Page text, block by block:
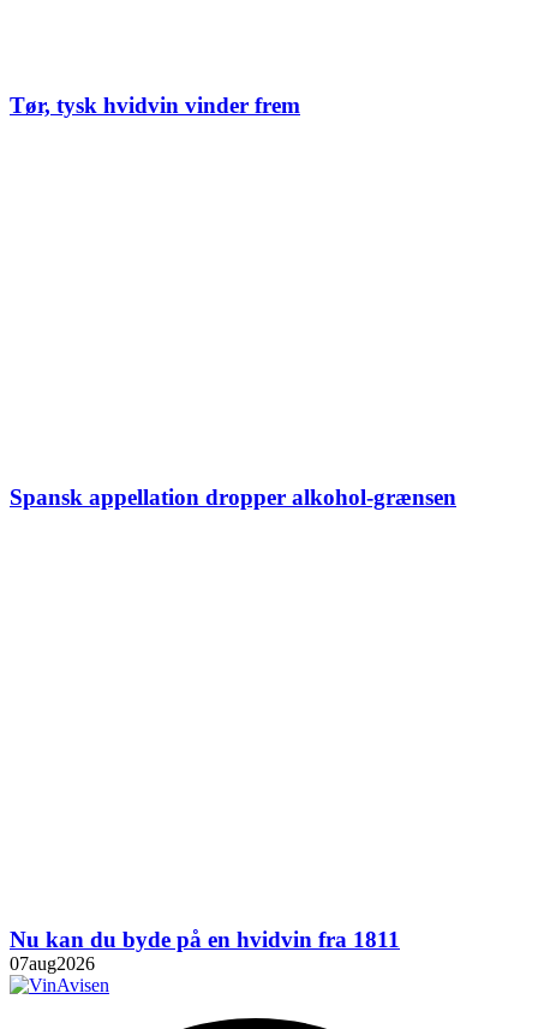
Tør, tysk hvidvin vinder frem
Spansk appellation dropper alkohol-grænsen
Nu kan du byde på en hvidvin fra 1811
07aug2026